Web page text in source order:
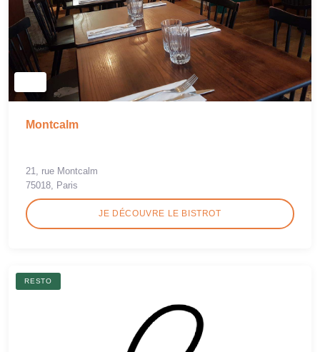
Montcalm
21, rue Montcalm
75018, Paris
JE DÉCOUVRE LE BISTROT
RESTO